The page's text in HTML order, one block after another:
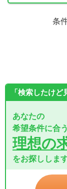
条
「検索したけど
あなたの
希望条件に合う
理想の
をお探ししま